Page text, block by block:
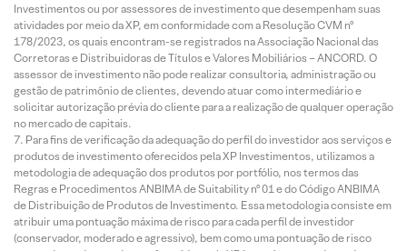
Investimentos ou por assessores de investimento que desempenham suas
atividades por meio da XP, em conformidade com a Resolução CVM nº
178/2023, os quais encontram-se registrados na Associação Nacional das
Corretoras e Distribuidoras de Títulos e Valores Mobiliários – ANCORD. O
assessor de investimento não pode realizar consultoria, administração ou
gestão de patrimônio de clientes, devendo atuar como intermediário e
solicitar autorização prévia do cliente para a realização de qualquer operação
no mercado de capitais.
Para fins de verificação da adequação do perfil do investidor aos serviços e
produtos de investimento oferecidos pela XP Investimentos, utilizamos a
metodologia de adequação dos produtos por portfólio, nos termos das
Regras e Procedimentos ANBIMA de Suitability nº 01 e do Código ANBIMA
de Distribuição de Produtos de Investimento. Essa metodologia consiste em
atribuir uma pontuação máxima de risco para cada perfil de investidor
(conservador, moderado e agressivo), bem como uma pontuação de risco